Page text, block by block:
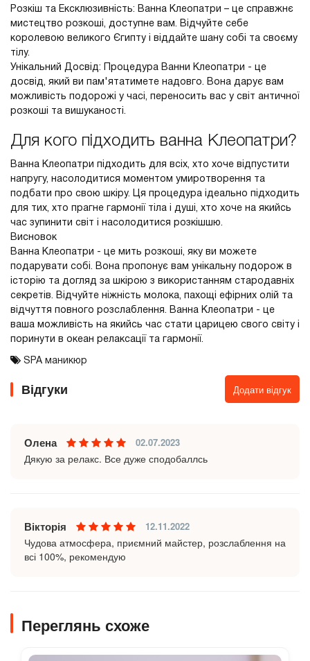
Розкіш та Ексклюзивність: Ванна Клеопатри – це справжнє
мистецтво розкоші, доступне вам. Відчуйте себе
королевою великого Єгипту і віддайте шану собі та своєму
тілу.
Унікальний Досвід: Процедура Ванни Клеопатри - це
досвід, який ви пам'ятатимете надовго. Вона дарує вам
можливість подорожі у часі, переносить вас у світ античної
розкоші та вишуканості.
Для кого підходить ванна Клеопатри?
Ванна Клеопатри підходить для всіх, хто хоче відпустити
напругу, насолодитися моментом умиротворення та
подбати про свою шкіру. Ця процедура ідеально підходить
для тих, хто прагне гармонії тіла і душі, хто хоче на якийсь
час зупинити світ і насолодитися розкішшю.
Висновок
Ванна Клеопатри - це мить розкоші, яку ви можете
подарувати собі. Вона пропонує вам унікальну подорож в
історію та догляд за шкірою з використанням стародавніх
секретів. Відчуйте ніжність молока, пахощі ефірних олій та
відчуття повного розслаблення. Ванна Клеопатри - це
ваша можливість на якийсь час стати царицею свого світу і
поринути в океан релаксації та гармонії.
SPA маникюр
Відгуки Додати відгук
Олена 02.07.2023
Дякую за релакс. Все дуже сподобаллсь
Вікторія 12.11.2022
Чудова атмосфера, приємний майстер, розслаблення на
всі 100%, рекомендую
Переглянь схоже